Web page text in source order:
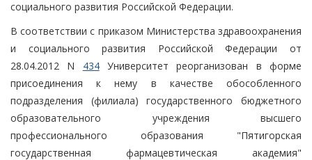
социального развития Российской Федерации.
В соответствии с приказом Министерства здравоохранения
и социального развития Российской Федерации от
28.04.2012 N 434Университет реорганизован в форме
присоединения к нему в качестве обособленного
подразделения (филиала) государственного бюджетного
образовательного учреждения высшего
профессионального образования "Пятигорская
государственная фармацевтическая академия"